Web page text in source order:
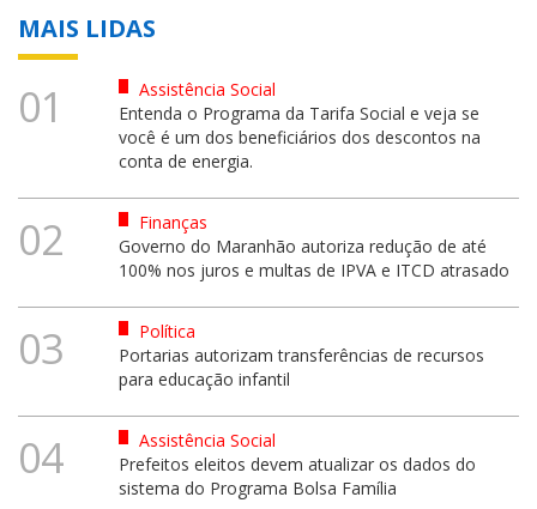
MAIS LIDAS
01
Assistência Social
Entenda o Programa da Tarifa Social e veja se
você é um dos beneficiários dos descontos na
conta de energia.
02
Finanças
Governo do Maranhão autoriza redução de até
100% nos juros e multas de IPVA e ITCD atrasado
03
Política
Portarias autorizam transferências de recursos
para educação infantil
04
Assistência Social
Prefeitos eleitos devem atualizar os dados do
sistema do Programa Bolsa Família